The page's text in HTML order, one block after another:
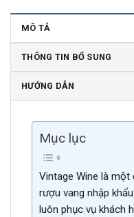
MÔ TẢ
THÔNG TIN BỔ SUNG
HƯỚNG DẪN
Mục lục
Vintage Wine là một
rượu vang nhập
luôn phục vụ khách